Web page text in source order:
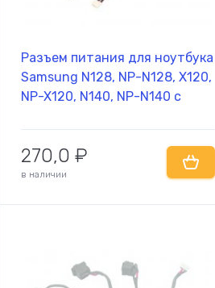
Разъем питания для ноутбука
Samsung N128, NP-N128, X120,
NP-X120, N140, NP-N140 с
270,0 ₽
в наличии